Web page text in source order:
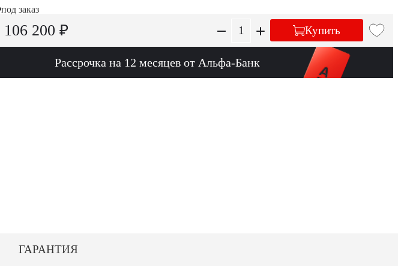
под заказ
106 200 ₽ Купить
Рассрочка на 12 месяцев от Альфа-Банк
ГАРАНТИЯ